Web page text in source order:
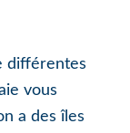
différentes
vous
a des îles